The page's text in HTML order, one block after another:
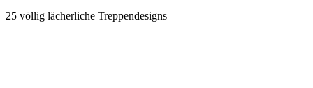
25 völlig lächerliche Treppendesigns